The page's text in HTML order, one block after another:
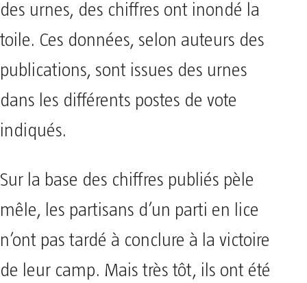
des urnes, des chiffres ont inondé la
toile. Ces données, selon auteurs des
publications, sont issues des urnes
dans les différents postes de vote
indiqués.
Sur la base des chiffres publiés pèle
mêle, les partisans d’un parti en lice
n’ont pas tardé à conclure à la victoire
de leur camp. Mais très tôt, ils ont été